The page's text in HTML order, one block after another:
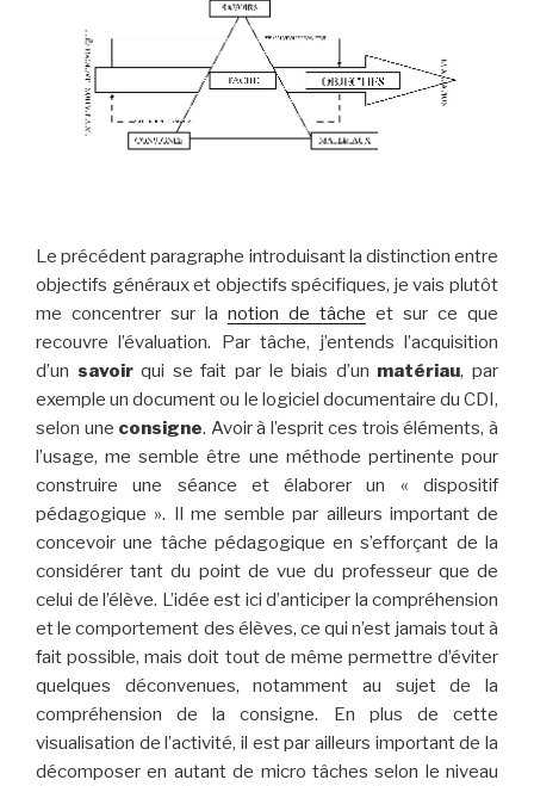
Le précédent paragraphe introduisant la distinction entre
objectifs généraux et objectifs spécifiques, je vais plutôt
me concentrer sur la notion de tâche et sur ce que
recouvre l’évaluation. Par tâche, j’entends l’acquisition
d’un savoirqui se fait par le biais d’un matériau, par
exemple un document ou le logiciel documentaire du CDI,
selon une consigne. Avoir à l’esprit ces trois éléments, à
l’usage, me semble être une méthode pertinente pour
construire une séance et élaborer un « dispositif
pédagogique ». Il me semble par ailleurs important de
concevoir une tâche pédagogique en s’efforçant de la
considérer tant du point de vue du professeur que de
celui de l’élève. L’idée est ici d’anticiper la compréhension
et le comportement des élèves, ce qui n’est jamais tout à
fait possible, mais doit tout de même permettre d’éviter
quelques déconvenues, notamment au sujet de la
compréhension de la consigne. En plus de cette
visualisation de l’activité, il est par ailleurs important de la
décomposer en autant de micro tâches selon le niveau